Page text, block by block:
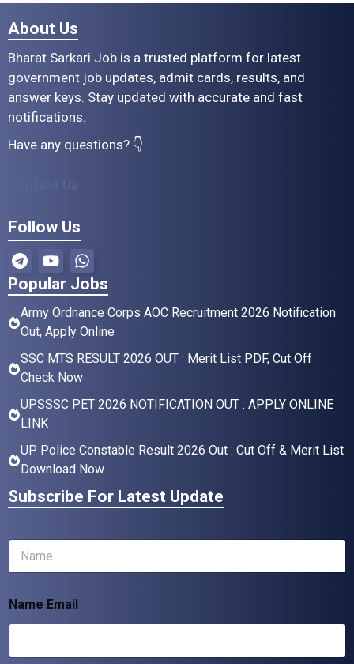
About Us
Bharat Sarkari Job is a trusted platform for latest
government job updates, admit cards, results, and
answer keys. Stay updated with accurate and fast
notifications.
Have any questions? 👇
Follow Us
Popular Jobs
Army Ordnance Corps AOC Recruitment 2026 Notification
Out, Apply Online
SSC MTS RESULT 2026 OUT : Merit List PDF, Cut Off
Check Now
UPSSSC PET 2026 NOTIFICATION OUT : APPLY ONLINE
LINK
UP Police Constable Result 2026 Out : Cut Off & Merit List
Download Now
Subscribe For Latest Update
N
m
*Name Email